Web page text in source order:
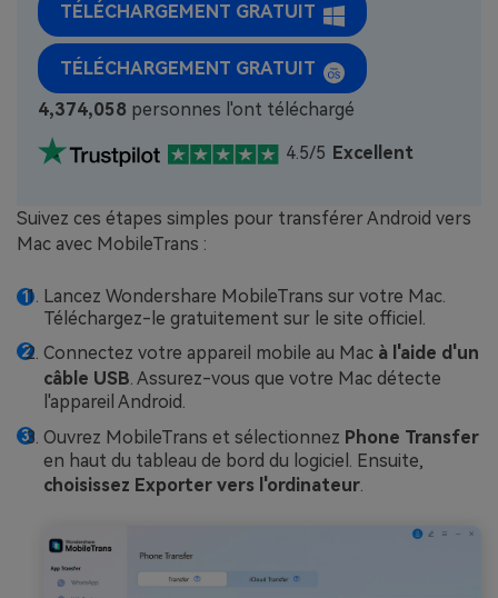
TÉLÉCHARGEMENT GRATUIT
TÉLÉCHARGEMENT GRATUIT
4,374,060 personnes l'ont téléchargé
4.5/5 Excellent
Suivez ces étapes simples pour transférer Android vers
Mac avec MobileTrans :
Lancez Wondershare MobileTrans sur votre Mac.
Téléchargez-le gratuitement sur le site officiel.
Connectez votre appareil mobile au Mac à l'aide d'un
câble USB. Assurez-vous que votre Mac détecte
l'appareil Android.
Ouvrez MobileTrans et sélectionnez Phone Transfer
en haut du tableau de bord du logiciel. Ensuite,
choisissez Exporter vers l'ordinateur